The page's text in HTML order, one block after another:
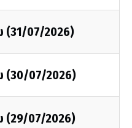
(31/07/2026)
(30/07/2026)
(29/07/2026)